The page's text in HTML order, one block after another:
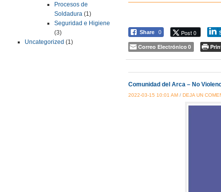
Procesos de
Soldadura (1)
Seguridad e Higiene
(3)
Uncategorized (1)
Share 0 Post 0
Correo Electrónico 0
Comunidad del Arca – No
2022-03-15 10:01 AM / DEJA UN